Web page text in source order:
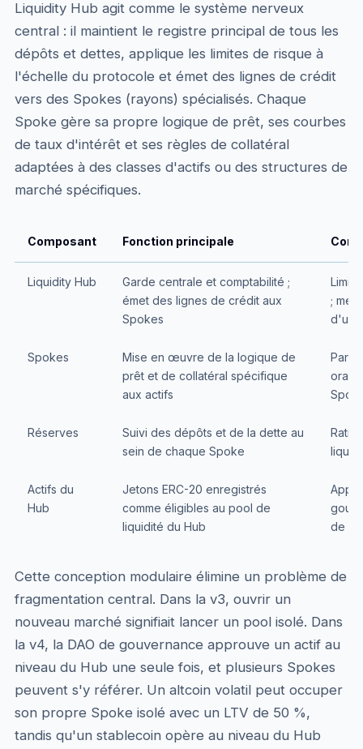
Liquidity Hub agit comme le système nerveux
central : il maintient le registre principal de tous les
dépôts et dettes, applique les limites de risque à
l'échelle du protocole et émet des lignes de crédit
vers des Spokes (rayons) spécialisés. Chaque
Spoke gère sa propre logique de prêt, ses courbes
de taux d'intérêt et ses règles de collatéral
adaptées à des classes d'actifs ou des structures de
marché spécifiques.
Composant Fonction principale
Liquidity Hub
Garde centrale et comptabilité ;
émet des lignes de crédit aux
Spokes
;
Spokes
Mise en œuvre de la logique de
prêt et de collatéral spécifique
aux actifs
Réserves
Suivi des dépôts et de la dette au
sein de chaque Spoke
Actifs du
Hub
Jetons ERC-20 enregistrés
comme éligibles au pool de
liquidité du Hub
de
Cette conception modulaire élimine un problème de
fragmentation central. Dans la v3, ouvrir un
nouveau marché signifiait lancer un pool isolé. Dans
la v4, la DAO de gouvernance approuve un actif au
niveau du Hub une seule fois, et plusieurs Spokes
peuvent s'y référer. Un altcoin volatil peut occuper
son propre Spoke isolé avec un LTV de 50 %,
tandis qu'un stablecoin opère au niveau du Hub